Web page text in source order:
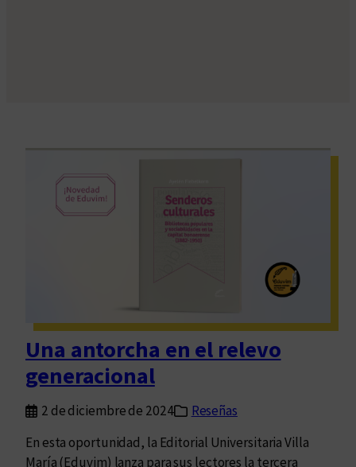
Una antorcha en el relevo
generacional
2 de diciembre de 2024
Reseñas
En esta oportunidad, la Editorial Universitaria Villa
María (Eduvim) lanza para sus lectores la tercera